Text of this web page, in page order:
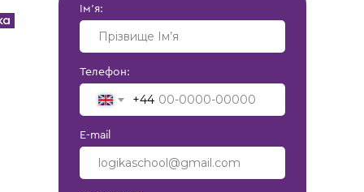
Ім’‎я:
Телефон:
+44
E-mail